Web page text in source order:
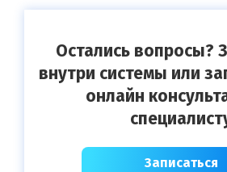
Остались вопросы?
внутри системы или
онлайн
Записаться